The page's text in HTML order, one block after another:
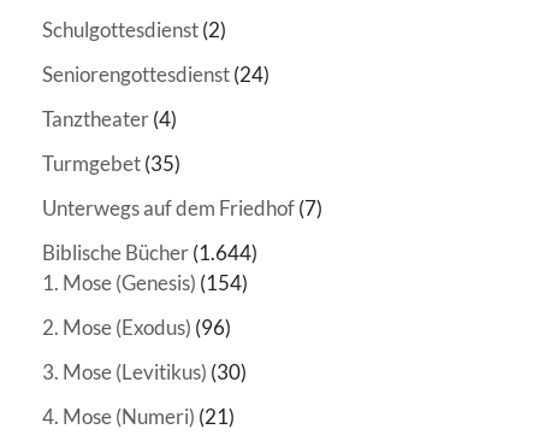
Schulgottesdienst(2)
Seniorengottesdienst(24)
Tanztheater(4)
Turmgebet(35)
Unterwegs auf dem Friedhof(7)
Biblische Bücher(1.644)
1. Mose (Genesis) (154)
2. Mose (Exodus) (96)
3. Mose (Levitikus) (30)
4. Mose (Numeri) (21)